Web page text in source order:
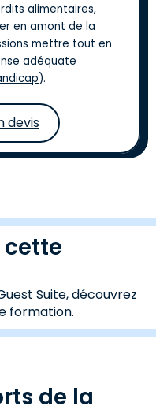
alimentaires,
en amont de la
mettre tout en
adéquate
).
devis
cette
Suite, découvrez
formation.
de la